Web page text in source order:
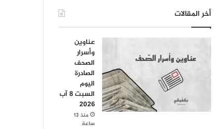
أخر المقالات
عناوين
وأسرار
الصحف
الصادرة
اليوم
السبت 8 آب
2026
منذ 13
ساعة